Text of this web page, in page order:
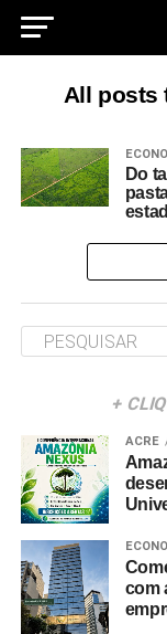
All posts
Do
+
ACRE
com